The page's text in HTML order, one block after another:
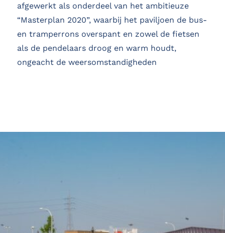
afgewerkt als onderdeel van het ambitieuze
“Masterplan 2020”, waarbij het paviljoen de bus-
en tramperrons overspant en zowel de fietsen
als de pendelaars droog en warm houdt,
ongeacht de weersomstandigheden